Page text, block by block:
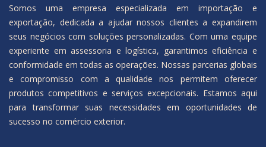
Somos uma empresa especializada em importação e
exportação, dedicada a ajudar nossos clientes a expandirem
seus negócios com soluções personalizadas. Com uma equipe
experiente em assessoria e logística, garantimos eficiência e
conformidade em todas as operações. Nossas parcerias globais
e compromisso com a qualidade nos permitem oferecer
produtos competitivos e serviços excepcionais. Estamos aqui
para transformar suas necessidades em oportunidades de
sucesso no comércio exterior.